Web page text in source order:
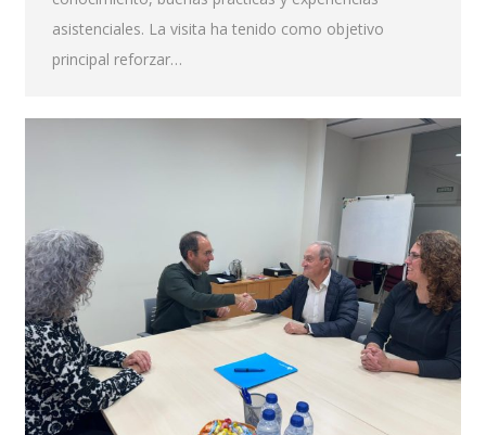
asistenciales. La visita ha tenido como objetivo
principal reforzar…